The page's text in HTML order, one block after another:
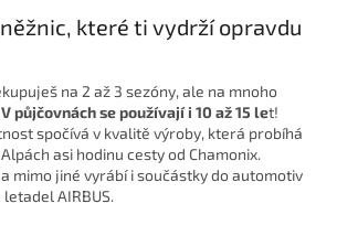
které ti vydrží opravdu
na 2 až 3 sezóny, ale na mnoho
V půjčovnách se používají i 10 až 15 let!
spočívá v kvalitě výroby, která probíhá
asi hodinu cesty od Chamonix.
mimo jiné vyrábí i součástky do automotiv
AIRBUS.